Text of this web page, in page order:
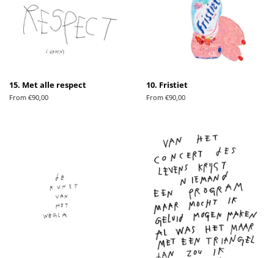
15. Met alle respect
From €90,00
10. Fristiet
From €90,00